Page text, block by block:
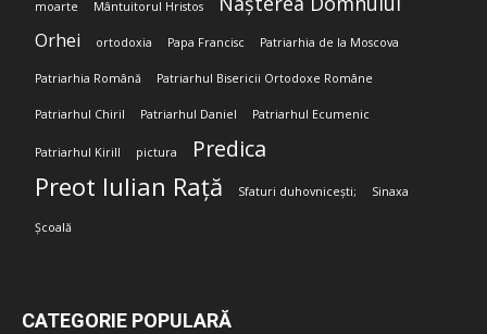
moarte Mântuitorul Hristos
Orhei ortodoxia Papa Francisc Patriarhia de la Moscova
Patriarhia Română Patriarhul Bisericii Ortodoxe Române
Patriarhul Chiril Patriarhul Daniel Patriarhul Ecumenic
Patriarhul Kirill pictura Predica
Preot Iulian Rață Sfaturi duhovnicești; Sinaxa
Școală
CATEGORIE POPULARĂ